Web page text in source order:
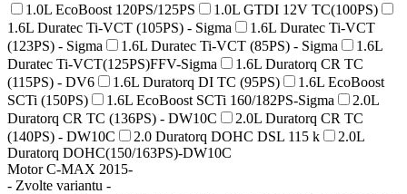
1.0L EcoBoost 120PS/125PS
1.0L GTDI 12V TC(100PS)
1.6L Duratec Ti-VCT (105PS) - Sigma
1.6L Duratec Ti-VCT
(123PS) - Sigma
1.6L Duratec Ti-VCT (85PS) - Sigma
1.6L
Duratec Ti-VCT(125PS)FFV-Sigma
1.6L Duratorq CR TC
(115PS) - DV6
1.6L Duratorq DI TC (95PS)
1.6L EcoBoost
SCTi (150PS)
1.6L EcoBoost SCTi 160/182PS-Sigma
2.0L
Duratorq CR TC (136PS) - DW10C
2.0L Duratorq CR TC
(140PS) - DW10C
2.0 Duratorq DOHC DSL 115 k
2.0L
Duratorq DOHC(150/163PS)-DW10C
Motor C-MAX 2015-
- Zvolte variantu -